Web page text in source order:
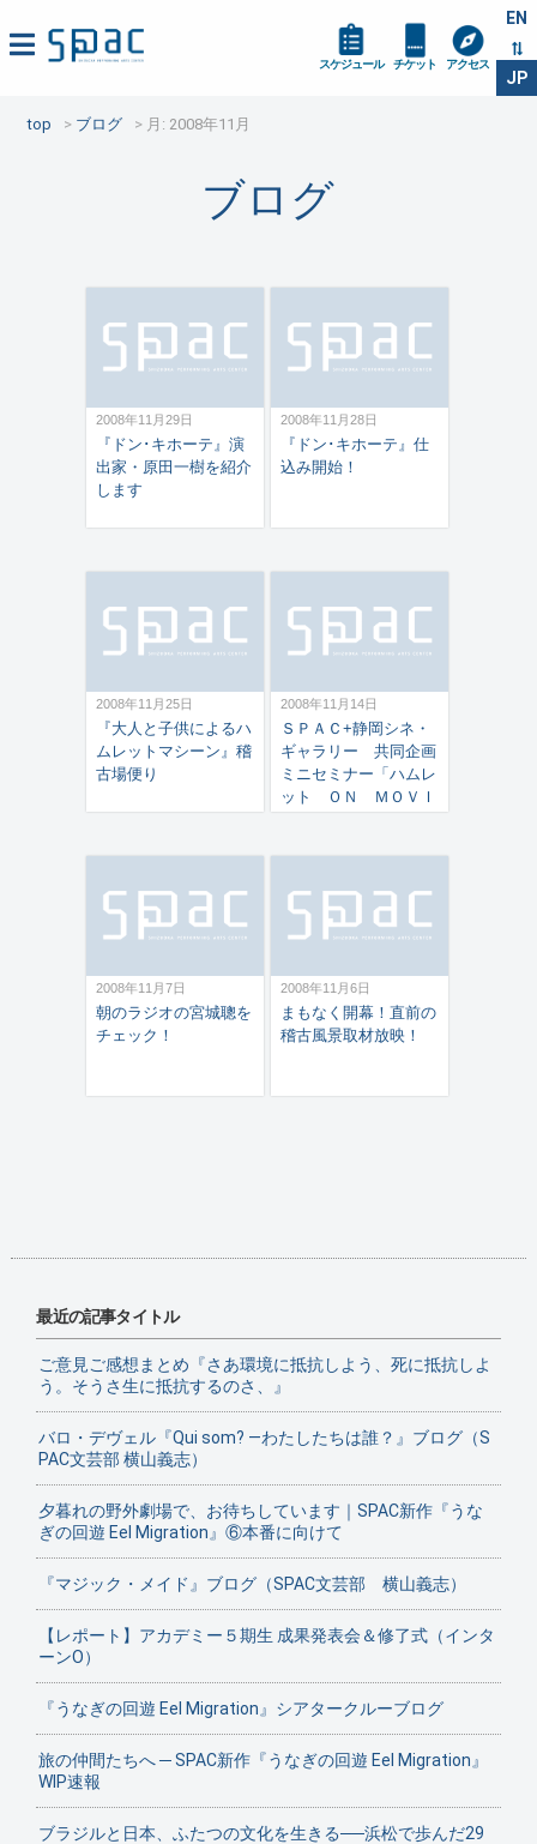
EN
JP
スケジュール チケット アクセス
top ブログ 月: 2008年11月
ブログ
2008年11月29日
『ドン･キホーテ』演
出家・原田一樹を紹介
します
2008年11月28日
『ドン･キホーテ』仕
込み開始！
2008年11月25日
『大人と子供によるハ
ムレットマシーン』稽
古場便り
2008年11月14日
ＳＰＡＣ+静岡シネ・
ギャラリー 共同企画
ミニセミナー「ハムレ
ット ＯＮ ＭＯＶＩ
2008年11月7日
朝のラジオの宮城聰を
チェック！
2008年11月6日
まもなく開幕！直前の
稽古風景取材放映！
最近の記事タイトル
ご意見ご感想まとめ『さあ環境に抵抗しよう、死に抵抗しよ
う。そうさ生に抵抗するのさ、』
バロ・デヴェル『Qui som? ―わたしたちは誰？』ブログ（S
PAC文芸部 横山義志）
夕暮れの野外劇場で、お待ちしています｜SPAC新作『うな
ぎの回遊 Eel Migration』⑥本番に向けて
『マジック・メイド』ブログ（SPAC文芸部 横山義志）
【レポート】アカデミー５期生 成果発表会＆修了式（インタ
ーンO）
『うなぎの回遊 Eel Migration』シアタークルーブログ
旅の仲間たちへ ─ SPAC新作『うなぎの回遊 Eel Migration』
WIP速報
ブラジルと日本、ふたつの文化を生きる──浜松で歩んだ29